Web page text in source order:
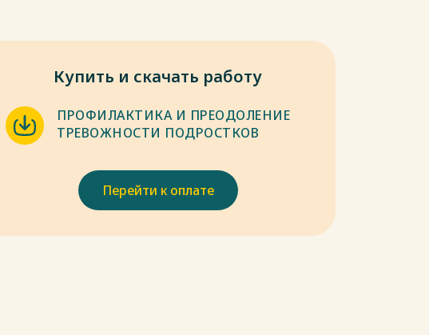
Купить и скачать работу
ПРОФИЛАКТИКА И ПРЕОДОЛЕНИЕ
ТРЕВОЖНОСТИ ПОДРОСТКОВ
Перейти к оплате